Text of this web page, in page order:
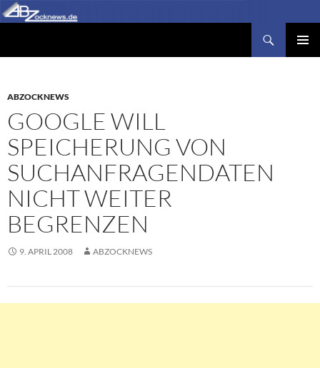
Zum
Inhalt
ABZOCKNEWS
GOOGLE WILL
SPEICHERUNG VON
SUCHANFRAGENDATEN
NICHT WEITER
BEGRENZEN
9. APRIL 2008 ABZOCKNEWS